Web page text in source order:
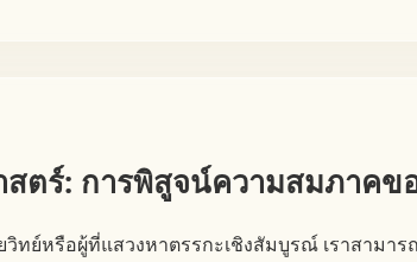
ตร์: การพิสูจน์ความสมภาคข
ทย์หรือผู้ที่แสวงหาตรรกะเชิงสัมบูรณ์ เราสามา